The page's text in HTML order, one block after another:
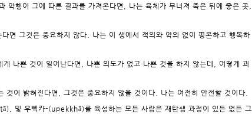
악행이 그에 따른 결과를 가져온다면, 나는 육체가 무너져 죽은 뒤에 좋은 곳,
면 그것은 중요하지 않다. 나는 이 생에서 적의와 악의 없이 평온하고 행복하
나쁜 것이 일어난다면, 나쁜 의도가 없고 나쁜 것을 하지 않는데, 어떻게 괴
이 밝혀진다면, 그것은 중요하지 않을 것이다. 나는 여전히 안전할 것이다.
및 우뻭카-(upekkhā)를 육성하는 모든 사람은 재탄생 과정이 있든 없든 그